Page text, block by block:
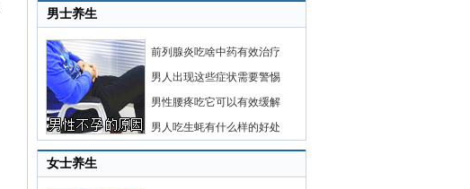
男士养生
前列腺炎吃啥中药有效治疗
男人出现这些症状需要警惕
男性腰疼吃它可以有效缓解
男人吃生蚝有什么样的好处
女士养生